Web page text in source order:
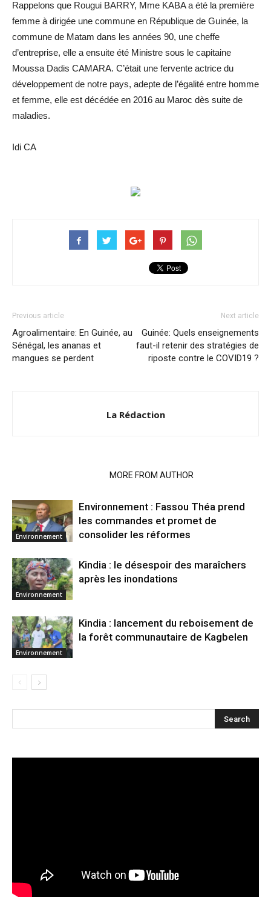
Rappelons que Rougui BARRY, Mme KABA a été la première
femme à dirigée une commune en République de Guinée, la
commune de Matam dans les années 90, une cheffe
d’entreprise, elle a ensuite été Ministre sous le capitaine
Moussa Dadis CAMARA. C’était une fervente actrice du
développement de notre pays, adepte de l’égalité entre homme
et femme, elle est décédée en 2016 au Maroc dès suite de
maladies.
Idi CA
Previous article
Agroalimentaire: En Guinée, au
Sénégal, les ananas et
mangues se perdent
Next article
Guinée: Quels enseignements
faut-il retenir des stratégies de
riposte contre le COVID19 ?
La Rédaction
MORE FROM AUTHOR
Environnement
Environnement : Fassou Théa prend
les commandes et promet de
consolider les réformes
Environnement
Kindia : le désespoir des maraîchers
après les inondations
Environnement
Kindia : lancement du reboisement de
la forêt communautaire de Kagbelen